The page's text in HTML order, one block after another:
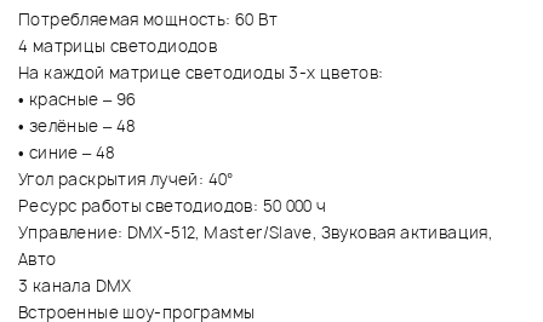
Потребляемая мощность: 60 Вт
4 матрицы светодиодов
На каждой матрице светодиоды 3-х цветов:
• красные – 96
• зелёные – 48
• синие – 48
Угол раскрытия лучей: 40°
Ресурс работы светодиодов: 50 000 ч
Управление: DMX-512, Master/Slave, Звуковая активация,
Авто
3 канала DMX
Встроенные шоу-программы